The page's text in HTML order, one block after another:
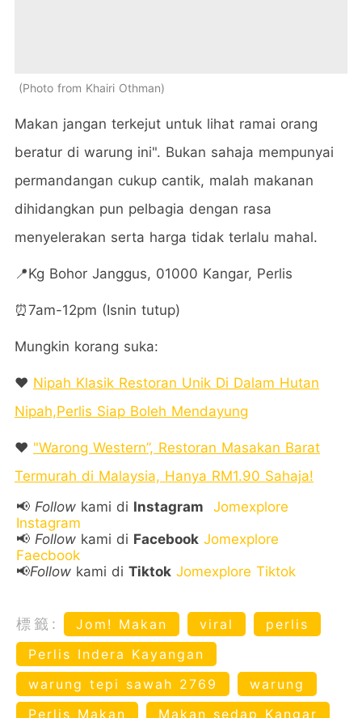
Photo from Khairi Othman
Makan jangan terkejut untuk lihat ramai orang
beratur di warung ini". Bukan sahaja mempunyai
permandangan cukup cantik, malah makanan
dihidangkan pun pelbagia dengan rasa
menyelerakan serta harga tidak terlalu mahal.
📍Kg Bohor Janggus, 01000 Kangar, Perlis
⏰7am-12pm (Isnin tutup)
Mungkin korang suka:
❤️ Nipah Klasik Restoran Unik Di Dalam Hutan
Nipah,Perlis Siap Boleh Mendayung
❤️ "Warong Western”, Restoran Masakan Barat
Termurah di Malaysia, Hanya RM1.90 Sahaja!
📢 Follow kami di Instagram
Jomexplore
Instagram
📢 Follow kami di Facebook Jomexplore
Faecbook
📢Follow kami di Tiktok Jomexplore Tiktok
標籤: Jom! Makan viral
perlis
Perlis Indera Kayangan
warung tepi sawah 2769
warung
Perlis Makan
Makan sedap Kangar